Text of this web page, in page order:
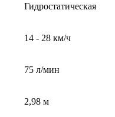
Гидростатическая
14 - 28 км/ч
75 л/мин
2,98 м